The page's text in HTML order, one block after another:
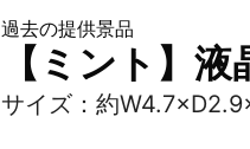
過去の提供景品
【ミント】
サイズ：約